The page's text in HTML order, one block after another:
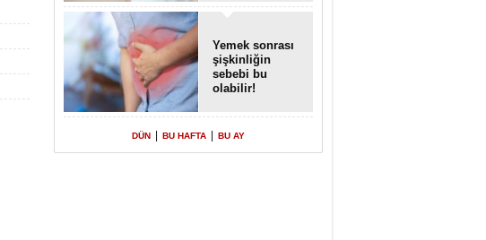
Yemek sonrası
şişkinliğin
sebebi bu
olabilir!
DÜN BU HAFTA BU AY